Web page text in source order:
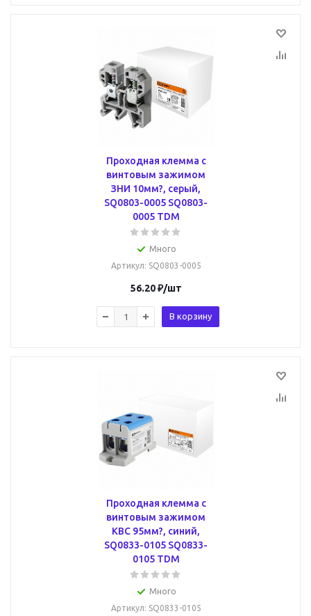
Проходная клемма с
винтовым зажимом
ЗНИ 10мм?, серый,
SQ0803-0005 SQ0803-
0005 TDM
Много
Артикул: SQ0803-0005
56.20₽/шт
В корзину
Проходная клемма с
винтовым зажимом
КВС 95мм?, синий,
SQ0833-0105 SQ0833-
0105 TDM
Много
Артикул: SQ0833-0105